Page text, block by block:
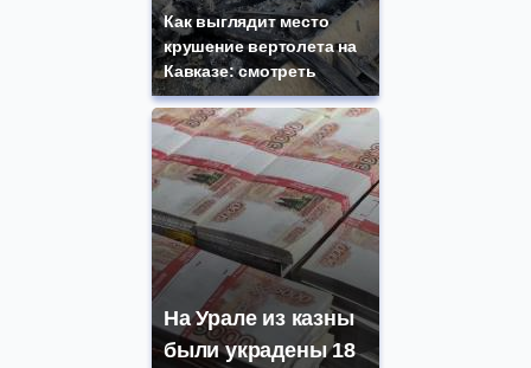
Как выглядит место
крушение вертолета на
Кавказе: смотреть
На Урале из казны
были украдены 18